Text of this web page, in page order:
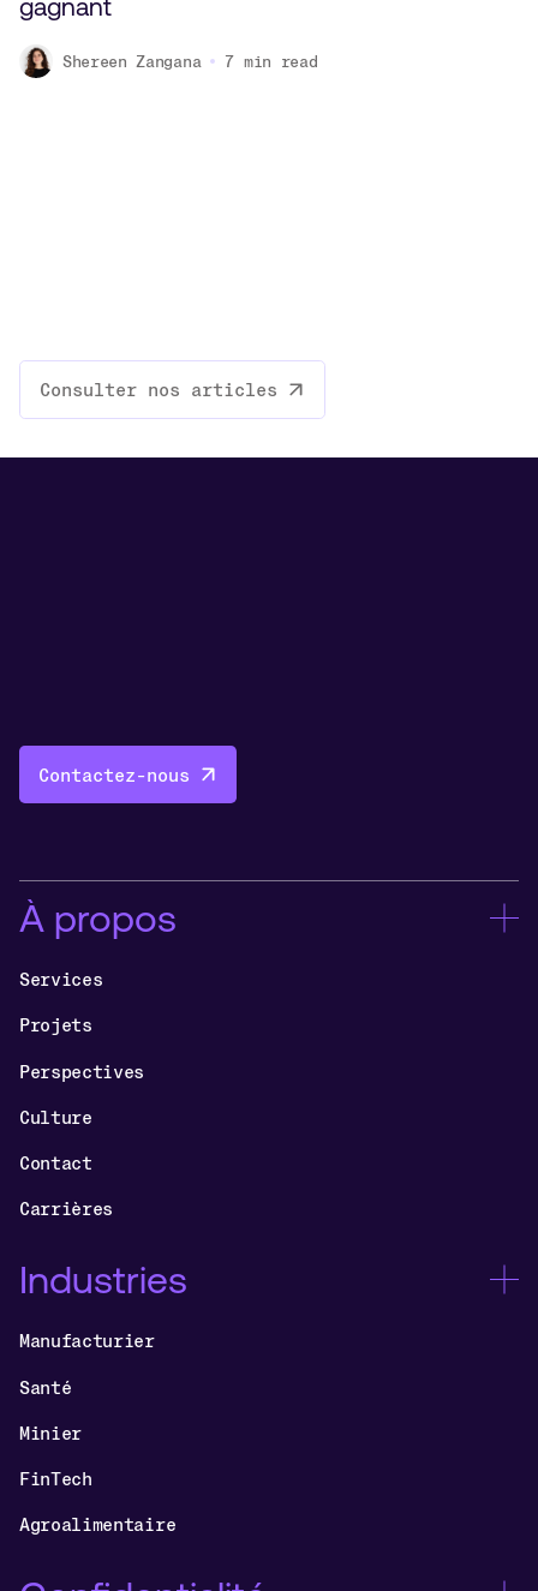
gagnant
Shereen Zangana 7 min read
Consulter nos articles
Contactez-nous
À propos
Services
Projets
Perspectives
Culture
Contact
Carrières
Industries
Manufacturier
Santé
Minier
FinTech
Agroalimentaire